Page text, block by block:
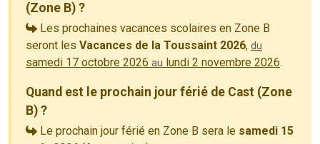
(Zone B) ?
Les prochaines vacances scolaires en Zone B
seront les Vacances de la Toussaint 2026, du
samedi 17 octobre 2026 au lundi 2 novembre 2026.
Quand est le prochain jour férié de Cast (Zone
B) ?
Le prochain jour férié en Zone B sera le samedi 15